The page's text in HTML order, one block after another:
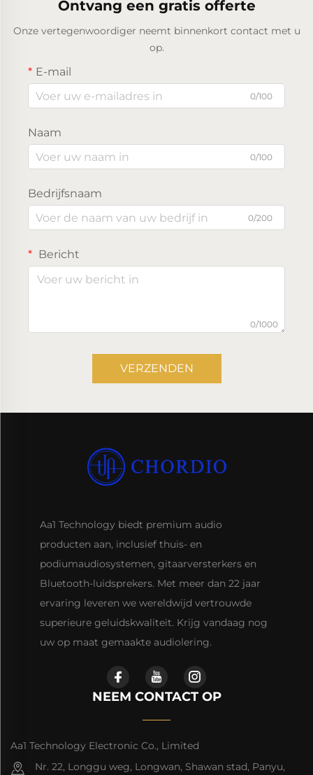
Ontvang een gratis offerte
Onze vertegenwoordiger neemt binnenkort contact met u
op.
E-mail
0/100
Naam
0/100
Bedrijfsnaam
0/200
Bericht
0/1000
VERZENDEN
Aa1 Technology biedt premium audio
producten aan, inclusief thuis- en
podiumaudiosystemen, gitaarversterkers en
Bluetooth-luidsprekers. Met meer dan 22 jaar
ervaring leveren we wereldwijd vertrouwde
superieure geluidskwaliteit. Krijg vandaag nog
uw op maat gemaakte audiolering.
NEEM CONTACT OP
Aa1 Technology Electronic Co., Limited
Nr. 22, Longgu weg, Longwan, Shawan stad, Panyu,